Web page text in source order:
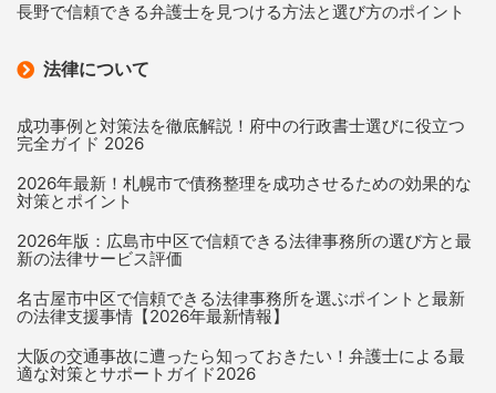
長野で信頼できる弁護士を見つける方法と選び方のポイント
法律について
成功事例と対策法を徹底解説！府中の行政書士選びに役立つ
完全ガイド 2026
2026年最新！札幌市で債務整理を成功させるための効果的な
対策とポイント
2026年版：広島市中区で信頼できる法律事務所の選び方と最
新の法律サービス評価
名古屋市中区で信頼できる法律事務所を選ぶポイントと最新
の法律支援事情【2026年最新情報】
大阪の交通事故に遭ったら知っておきたい！弁護士による最
適な対策とサポートガイド2026